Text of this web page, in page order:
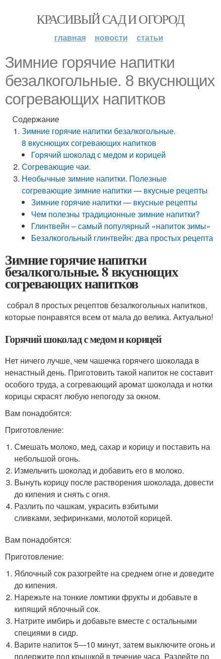
КРАСИВЫЙ САД И ОГОРОД
главная новости статьи
Зимние горячие напитки
безалкогольные. 8 вкуснющих
согревающих напитков
Содержание
Зимние горячие напитки безалкогольные.
8 вкуснющих согревающих напитков
Горячий шоколад с медом и корицей
Согревающие чаи.
Необычные зимние напитки. Полезные
согревающие зимние напитки — вкусные рецепты
Зимние горячие напитки — вкусные рецепты
Чем полезны традиционные зимние напитки?
Глинтвейн – самый популярный «напиток зимы»
Безалкогольный глинтвейн: два простых рецепта
Зимние горячие напитки
безалкогольные. 8 вкуснющих
согревающих напитков
собрал 8 простых рецептов безалкогольных напитков,
которые понравятся всем от мала до велика. Актуально!
Горячий шоколад с медом и корицей
Нет ничего лучше, чем чашечка горячего шоколада в
ненастный день. Приготовить такой напиток не составит
особого труда, а согревающий аромат шоколада и нотки
корицы скрасят любую непогоду за окном.
Вам понадобятся:
Приготовление:
Смешать молоко, мед, сахар и корицу и поставить на
небольшой огонь.
Измельчить шоколад и добавить его в молоко.
Вынуть корицу после растворения шоколада, довести
до кипения и снять с огня.
Разлить по чашкам, украсить взбитыми
сливками, зефиринками, молотой корицей.
Вам понадобятся:
Приготовление:
Яблочный сок разогрейте на среднем огне и доведите
до кипения.
Нарежьте на тонкие ломтики фрукты и добавьте в
кипящий яблочный сок.
Натрите имбирь и добавьте вместе с остальными
специями в сидр.
Варите напиток 5—10 минут, затем выключите огонь и
подержите под крышкой в течение часа. Разлейте по